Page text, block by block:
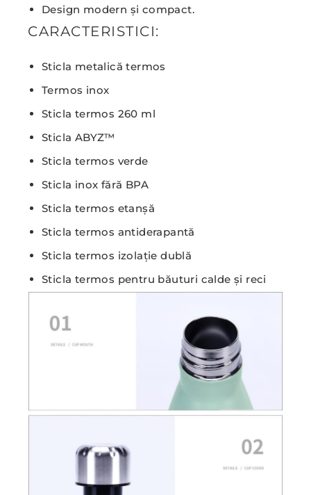
Design modern și compact.
CARACTERISTICI:
Sticla metalică termos
Termos inox
Sticla termos 260 ml
Sticla ABYZ™
Sticla termos verde
Sticla inox fără BPA
Sticla termos etanșă
Sticla termos antiderapantă
Sticla termos izolație dublă
Sticla termos pentru băuturi calde și reci